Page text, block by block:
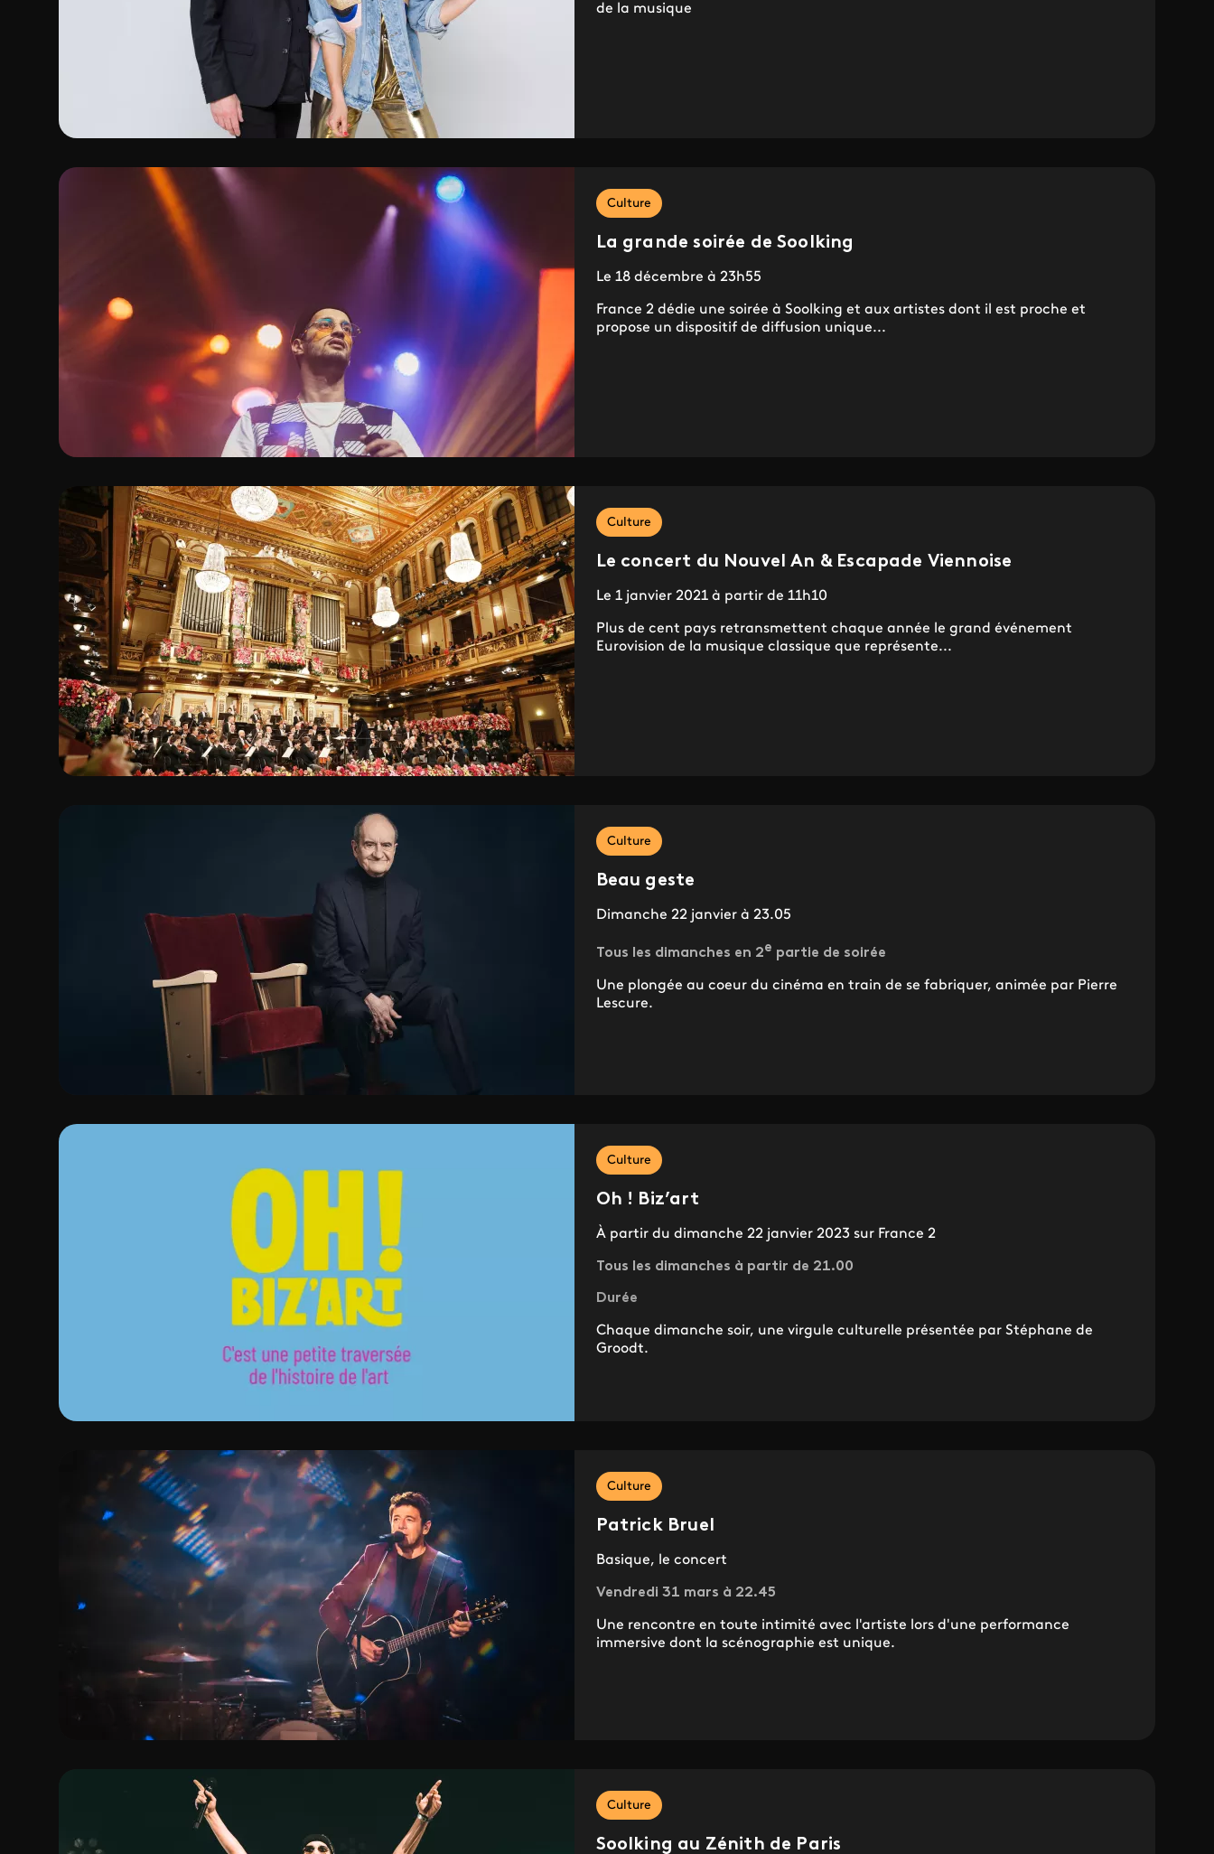
de la musique
Culture
La grande soirée de Soolking
Le 18 décembre à 23h55
France 2 dédie une soirée à Soolking et aux artistes dont il est proche et
propose un dispositif de diffusion unique...
Culture
Le concert du Nouvel An & Escapade Viennoise
Le 1 janvier 2021 à partir de 11h10
Plus de cent pays retransmettent chaque année le grand événement
Eurovision de la musique classique que représente...
Culture
Beau geste
Dimanche 22 janvier à 23.05
Tous les dimanches en 2e partie de soirée
Une plongée au coeur du cinéma en train de se fabriquer, animée par Pierre
Lescure.
Culture
Oh ! Biz’art
À partir du dimanche 22 janvier 2023 sur France 2
Tous les dimanches à partir de 21.00
Durée
Chaque dimanche soir, une virgule culturelle présentée par Stéphane de
Groodt.
Culture
Patrick Bruel
Basique, le concert
Vendredi 31 mars à 22.45
Une rencontre en toute intimité avec l'artiste lors d'une performance
immersive dont la scénographie est unique.
Culture
Soolking au Zénith de Paris